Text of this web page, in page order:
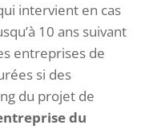
intervient en cas
10 ans suivant
entreprises de
si des
du projet de
du